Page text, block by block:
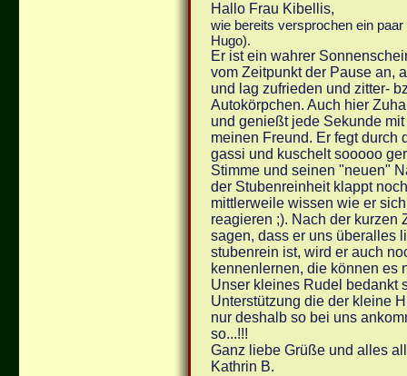
Hallo Frau Kibellis,
wie bereits versprochen ein
Hugo).
Er ist ein wahrer
vom Zeitpunkt der Pause an,
und lag zufrieden und zitter-
Autokörpchen. Auch hier
und genießt jede Sekunde
meinen Freund. Er fegt durch
gassi und kuschelt sooooo
Stimme und seinen "neuen"
der Stubenreinheit klappt
mittlerweile wissen wie er
reagieren ;). Nach der kurzen
sagen, dass er uns überalles
stubenrein ist, wird er auch
kennenlernen, die können es
Unser kleines Rudel bedankt
Unterstützung die der kleine
nur deshalb so bei uns
so...!!!
Ganz liebe Grüße und alles
Kathrin B.